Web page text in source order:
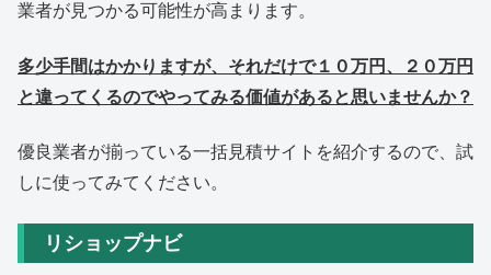
業者が見つかる可能性が高まります。
多少手間はかかりますが、それだけで１０万円、２０万円
と違ってくるのでやってみる価値があると思いませんか？
優良業者が揃っている一括見積サイトを紹介するので、試
しに使ってみてください。
リショップナビ